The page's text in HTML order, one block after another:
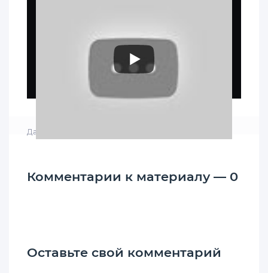
Дата: 10-02-2019, 11:36
Комментарии к материалу — 0
Оставьте свой комментарий